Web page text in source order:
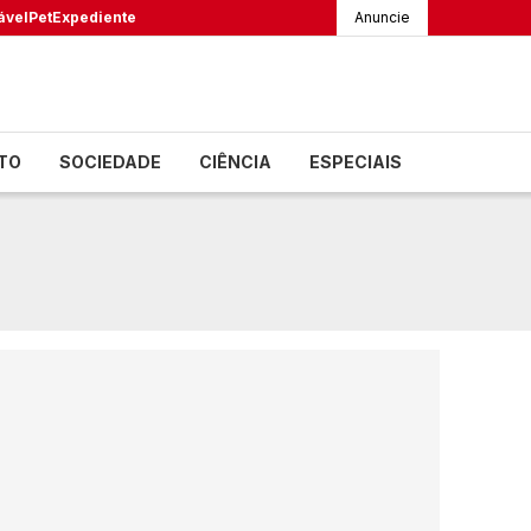
PetExpediente Anuncie
SOCIEDADE CIÊNCIA ESPECIAIS